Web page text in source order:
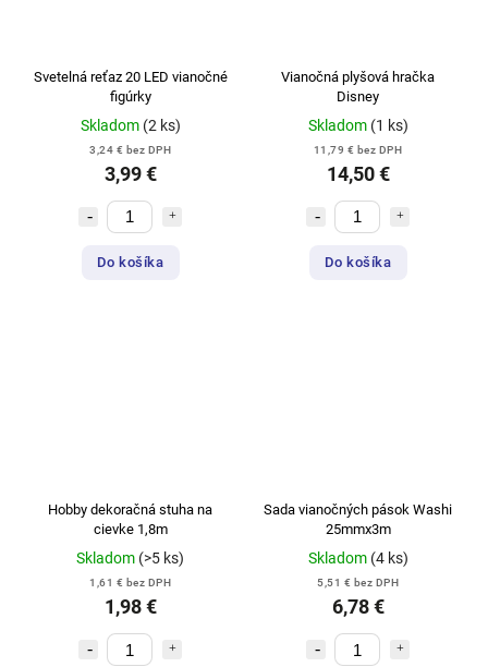
Svetelná reťaz 20 LED vianočné
figúrky
Skladom (2 ks)
3,24 € bez DPH
3,99 €
Do košíka
Vianočná plyšová hračka
Disney
Skladom (1 ks)
11,79 € bez DPH
14,50 €
Do košíka
Hobby dekoračná stuha na
cievke 1,8m
Skladom (>5 ks)
1,61 € bez DPH
1,98 €
Sada vianočných pások Washi
25mmx3m
Skladom (4 ks)
5,51 € bez DPH
6,78 €